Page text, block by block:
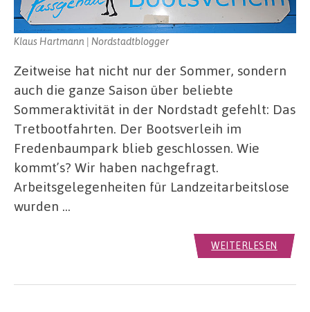
Klaus Hartmann | Nordstadtblogger
Zeitweise hat nicht nur der Sommer, sondern
auch die ganze Saison über beliebte
Sommeraktivität in der Nordstadt gefehlt: Das
Tretbootfahrten. Der Bootsverleih im
Fredenbaumpark blieb geschlossen. Wie
kommt’s? Wir haben nachgefragt.
Arbeitsgelegenheiten für Landzeitarbeitslose
wurden …
WEITERLESEN